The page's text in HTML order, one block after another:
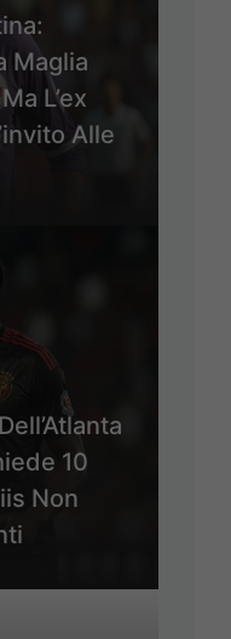
Maglia
L’ex
Alle
10
Non